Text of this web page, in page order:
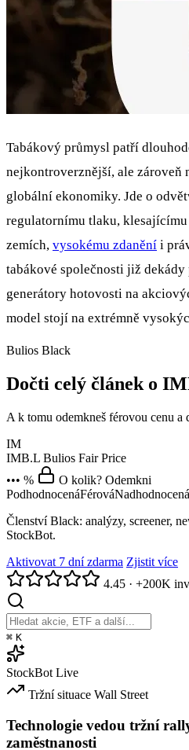
Tabákový průmysl patří
nejkontroverznější, ale zároveň
globální ekonomiky. Jde o
regulatornímu tlaku,
zemích, vysokému zdanění i
tabákové společnosti již
generátory hotovosti na
model stojí na extrémně
Bulios Black
Dočti celý článek o
A k tomu odemkneš férovou cenu a
IM
IMB.L Bulios Fair Price
••• %
O kolik? Odemkni
PodhodnocenáFérováNadhodnocená
Členství Black: analýzy, screener,
StockBot.
Aktivovat 7 dní zdarma Zjistit více
4.45 · +200K
⌘ K
StockBot Live
Tržní situace Wall Street
Technologie vedou tržní
zaměstnanosti